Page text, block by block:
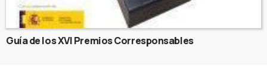
Guía de los XVI Premios Corresponsables